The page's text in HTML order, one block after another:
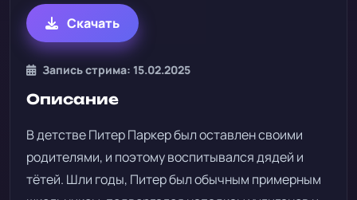
Скачать
Запись стрима: 15.02.2025
Описание
В детстве Питер Паркер был оставлен своими
родителями, и поэтому воспитывался дядей и
тётей. Шли годы, Питер был обычным примерным